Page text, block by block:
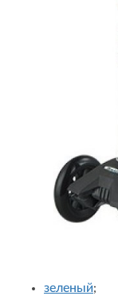
зеленый;